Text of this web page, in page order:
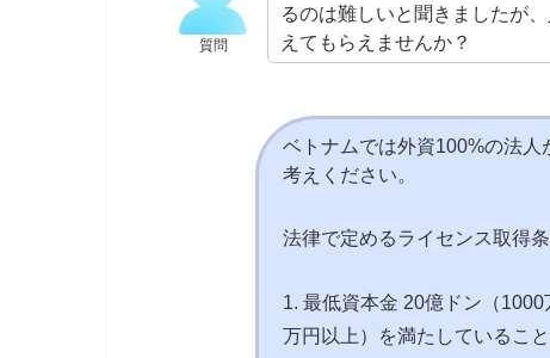
質問
るのは難しいと聞きましたが
えてもらえませんか？
ベトナムでは外資100%の法
考えください。
法律で定めるライセンス取得
1. 最低資本金 20億ドン（
万円以上）を満たしていること